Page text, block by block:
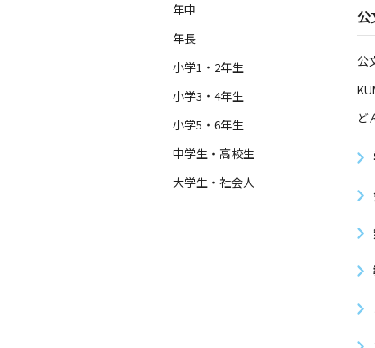
年中
年長
小学1・2年生
小学3・4年生
小学5・6年生
中学生・高校生
大学生・社会人
公
公
ど